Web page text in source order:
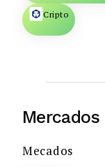
Cripto
Mecados